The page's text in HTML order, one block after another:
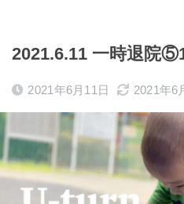
2021.6.11 一時退院
2021年6月11日 2021年6